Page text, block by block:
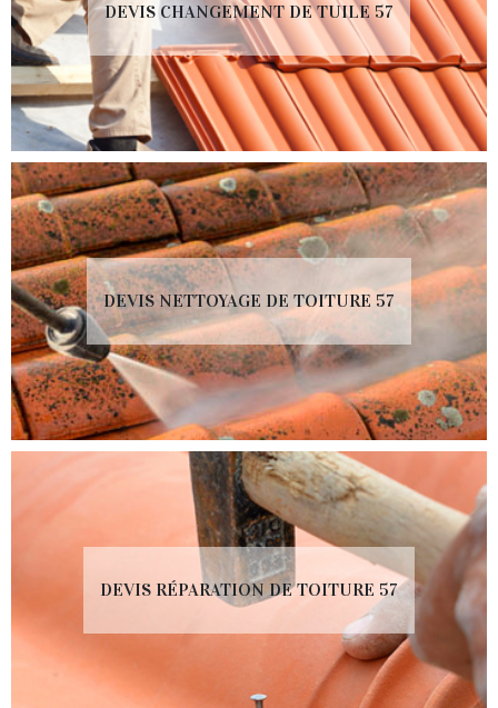
DEVIS CHANGEMENT DE TUILE 57
DEVIS NETTOYAGE DE TOITURE 57
DEVIS RÉPARATION DE TOITURE 57